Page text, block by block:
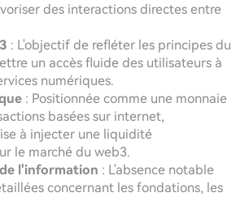
des interactions directes entre
: L'objectif de refléter les principes du
un accès fluide des utilisateurs à
numériques.
: Positionnée comme une monnaie
basées sur internet,
à injecter une liquidité
le marché du web3.
l'information : L'absence notable
concernant les fondations, les